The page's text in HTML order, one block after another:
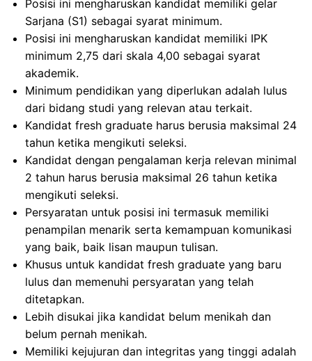
Posisi ini mengharuskan kandidat memiliki gelar
Sarjana (S1) sebagai syarat minimum.
Posisi ini mengharuskan kandidat memiliki IPK
minimum 2,75 dari skala 4,00 sebagai syarat
akademik.
Minimum pendidikan yang diperlukan adalah lulus
dari bidang studi yang relevan atau terkait.
Kandidat fresh graduate harus berusia maksimal 24
tahun ketika mengikuti seleksi.
Kandidat dengan pengalaman kerja relevan minimal
2 tahun harus berusia maksimal 26 tahun ketika
mengikuti seleksi.
Persyaratan untuk posisi ini termasuk memiliki
penampilan menarik serta kemampuan komunikasi
yang baik, baik lisan maupun tulisan.
Khusus untuk kandidat fresh graduate yang baru
lulus dan memenuhi persyaratan yang telah
ditetapkan.
Lebih disukai jika kandidat belum menikah dan
belum pernah menikah.
Memiliki kejujuran dan integritas yang tinggi adalah